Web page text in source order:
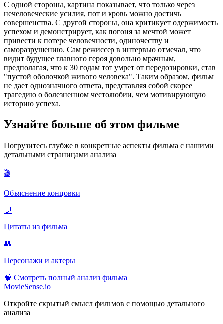
С одной стороны, картина показывает, что только через
нечеловеческие усилия, пот и кровь можно достичь
совершенства. С другой стороны, она критикует одержимость
успехом и демонстрирует, как погоня за мечтой может
привести к потере человечности, одиночеству и
саморазрушению. Сам режиссер в интервью отмечал, что
видит будущее главного героя довольно мрачным,
предполагая, что к 30 годам тот умрет от передозировки, став
"пустой оболочкой живого человека". Таким образом, фильм
не дает однозначного ответа, представляя собой скорее
трагедию о болезненном честолюбии, чем мотивирующую
историю успеха.
Узнайте больше об этом фильме
Погрузитесь глубже в конкретные аспекты фильма с нашими
детальными страницами анализа
🎬
Объяснение концовки
💬
Цитаты из фильма
👥
Персонажи и актеры
🧠 Смотреть полный анализ фильма
MovieSense.io
Откройте скрытый смысл фильмов с помощью детального
анализа